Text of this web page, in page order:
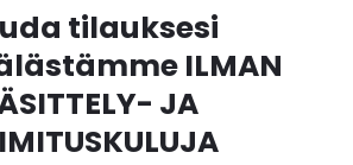
tilauksesi
ILMAN
JA